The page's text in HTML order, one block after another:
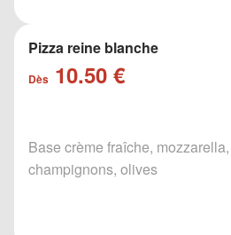
Pizza reine blanche
Dès 10.50 €
Base crème fraîche,
champignons, olives